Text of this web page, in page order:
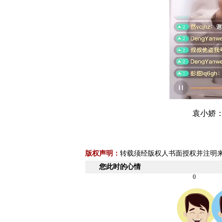
袁小娇
版权声明： 转载须经版权人书面授权并注明
您此时的心情
0